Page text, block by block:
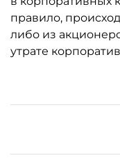
правило,
либо из
утрате